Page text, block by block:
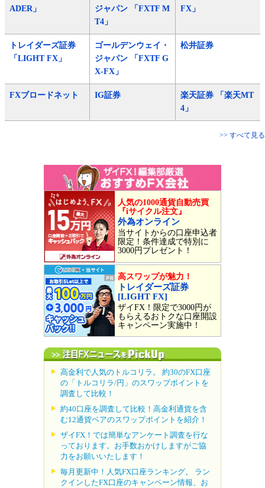
ADER」
ジャパン 「FXTF M
T4」
FX」
トレイダーズ証券
「LIGHT FX」
ゴールデンウェイ・
ジャパン 「FXTF G
X-FX」
松井証券
FXブロードネット IG証券
楽天証券 「楽天MT
4」
>> すべて見る
人気の1000通貨自動売買
『iサイクル注文』
外為オンライン
当サイトからの口座申込者
限定！条件達成で特別に
3000円プレゼント！
高スワップが魅力！
トレイダーズ証券
[LIGHT FX]
ザイFX！限定で3000円が
もらえるおトクな口座開設
キャンペーン実施中！
高金利で人気のトルコリラ。 約30のFX口座
の「トルコリラ/円」のスワップポイントを
調査して比較！
約40口座を調査して比較！高金利通貨を含
む12通貨ペアのスワップポイントを紹介！
ザイFX！では簡単なアンケート調査を行な
っております。お手数おかけしますがご協
力をお願いいたします！
毎月更新中！人気FX口座ランキング。 ラン
クインしたFX口座のキャンペーン情報、お